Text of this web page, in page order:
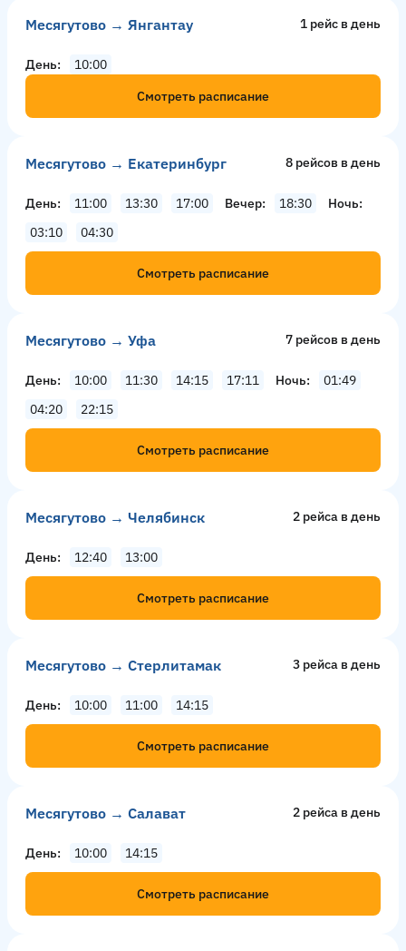
Месягутово → Янгантау 1 рейс в день
День
10:00
Смотреть расписание
Месягутово → Екатеринбург 8 рейсов в день
День 11:00 13:30 17:00 Вечер 18:30
Ночь
03:10
04:30
Смотреть расписание
Месягутово → Уфа 7 рейсов в день
День 10:00 11:30 14:15 17:11 Ночь
01:49
04:20
22:15
Смотреть расписание
Месягутово → Челябинск 2 рейсa в день
День 12:40 13:00
Смотреть расписание
Месягутово → Стерлитамак 3 рейсa в день
День 10:00 11:00 14:15
Смотреть расписание
Месягутово → Салават 2 рейсa в день
День 10:00 14:15
Смотреть расписание